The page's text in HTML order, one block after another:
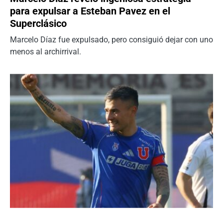
para expulsar a Esteban Pavez en el
Superclásico
Marcelo Díaz fue expulsado, pero consiguió dejar con uno
menos al archirrival.